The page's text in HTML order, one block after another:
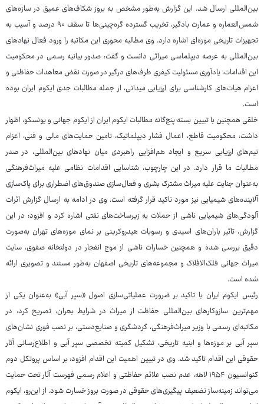
بین‌المللی ارسال شد. این گزارش به‌طور مشخص به بروز شکاف‌های عمیق در سازه‌های
شمس‌العماره و عمارت بادگیر، تخریب گسترده گره‌چینی‌ها تا سقف ۹۰ درصد و آسیب به
تجهیزات تاریخی موزه‌ای اشاره دارد. وی مطالبه محوری این مکاتبه را ورود فعال نهادهای
بین‌المللی به عرصه دیپلماسی میراثی دانست و گفت: صدور بیانیه رسمی در محکومیت
این اقدامات، یادآوری مسئولیت کیفری طرف‌های درگیر در صورت نقض معاهدات حفاظتی و
اعزام هیات‌های کارشناسی برای ارزیابی میدانی، از جمله مطالبات جدی ایکوم ایران بوده
است.
خلقی همچنین با تبیین بسته پنج‌گانه مطالبات ایکوم ایران از ایکوم جهانی و یونسکو، اظهار
داشت: محکومیت قاطع، اعمال فشار دیپلماتیک، تامین حمایت‌های مالی و فنی، اعزام
تیم‌های ارزیابی سریع و ایجاد هم‌افزایی راهبردی میان نهادهای بین‌المللی، در صدر
مطالبات ما قرار دارد. در این چارچوب، شناسایی اقدامات نظامی علیه میراث‌فرهنگی
به‌عنوان جنایت علیه میراث مشترک بشری و فعال‌سازی صندوق‌های اضطراری برای پاک‌سازی
آلاینده‌های شیمیایی نیز مورد تاکید قرار گرفته است. وی در ادامه به ارسال گزارش اثرات
آلودگی‌های شیمیایی ناشی از حملات به زیرساخت‌های نفتی اشاره کرد و افزود: در این
گزارش، تاثیر باران‌های اسیدی و رسوبات هیدروکربنی بر نمای موزه‌های تهران به‌صورت
دقیق بررسی شده و همچنین خسارات ناشی از موج انفجار در دولتخانه صفوی، سایت
میراث جهانی فلک‌الافلاک و مجموعه‌های تاریخی اصفهان به‌طور مستند و تصویری ارائه
شده است.
رئیس ایکوم ایران با تاکید بر ضرورت عملیاتی‌سازی اصول «سپر آبی» به‌عنوان یکی از
مهم‌ترین سازوکارهای بین‌المللی حفاظت از میراث در شرایط بحران، تصریح کرد: در
مکاتبه‌ای رسمی با وزیر میراث‌فرهنگی، گردشگری و صنایع‌دستی، بر نصب فوری نشان‌های
سپر آبی بر موزه‌ها و ابنیه تاریخی، تشکیل کمیته تخصصی سپر آبی و اطلاع‌رسانی آثار
حقوقی این اقدام تاکید شد. وی در تبیین اهمیت این اقدام افزود: بر اساس پروتکل دوم
کنوانسیون ۱۹۵۴ لاهه، عدم نصب علائم حفاظتی و اعلام رسمی فهرست آثار تحت حمایت
می‌تواند زمینه‌ساز تضعیف پیگیری‌های حقوقی در صورت بروز خسارت شود. از این‌رو، ایکوم